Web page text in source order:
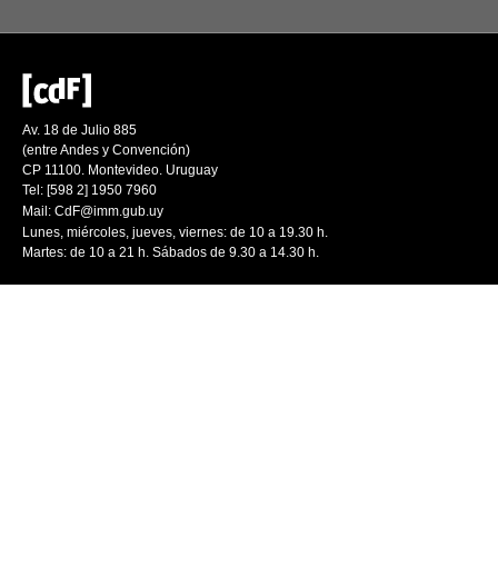
Av. 18 de Julio 885
(entre Andes y Convención)
CP 11100. Montevideo. Uruguay
Tel: [598 2] 1950 7960
Mail: CdF@imm.gub.uy
Lunes, miércoles, jueves, viernes: de 10 a 19.30 h.
Martes: de 10 a 21 h. Sábados de 9.30 a 14.30 h.